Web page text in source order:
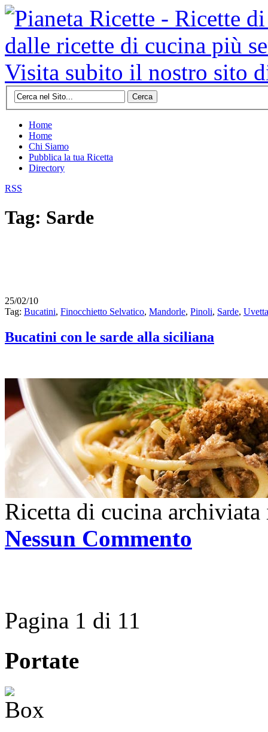
Cerca
Home
Home
Chi Siamo
Pubblica la tua Ricetta
Directory
RSS
Tag: Sarde
25/02/10
Tag: Bucatini, Finocchietto Selvatico, Mandorle, Pinoli, Sarde, Uvetta
Bucatini con le sarde alla siciliana
Ricetta di cucina
Nessun Commento
Pagina 1 di 11
Portate